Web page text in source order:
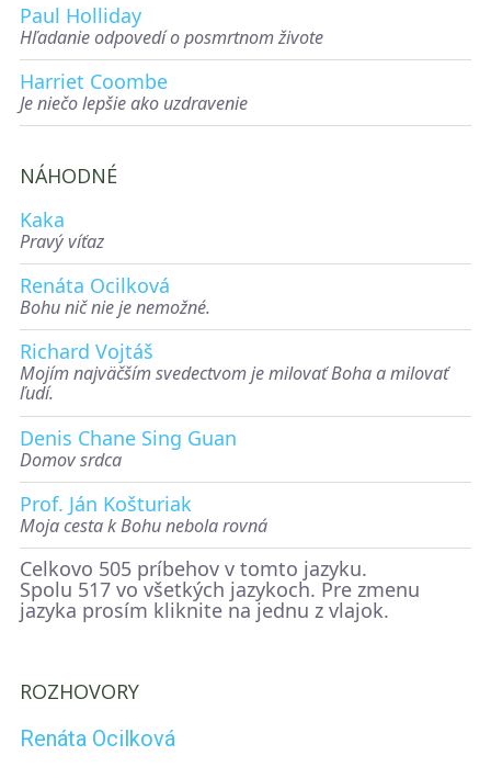
Paul Holliday
Hľadanie odpovedí o posmrtnom živote
Harriet Coombe
Je niečo lepšie ako uzdravenie
NÁHODNÉ
Kaka
Pravý víťaz
Renáta Ocilková
Bohu nič nie je nemožné.
Richard Vojtáš
Mojím najväčším svedectvom je milovať Boha a milovať
ľudí.
Denis Chane Sing Guan
Domov srdca
Prof. Ján Košturiak
Moja cesta k Bohu nebola rovná
Celkovo 505 príbehov v tomto jazyku.
Spolu 517 vo všetkých jazykoch. Pre zmenu
jazyka prosím kliknite na jednu z vlajok.
ROZHOVORY
Renáta Ocilková